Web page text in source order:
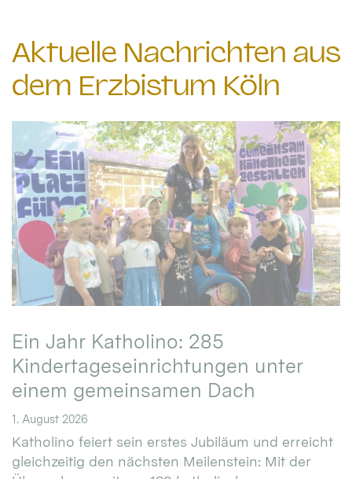
Aktuelle Nachrichten aus
dem Erzbistum Köln
Ein Jahr Katholino: 285
Kindertageseinrichtungen unter
einem gemeinsamen Dach
1. August 2026
Katholino feiert sein erstes Jubiläum und erreicht
gleichzeitig den nächsten Meilenstein: Mit der